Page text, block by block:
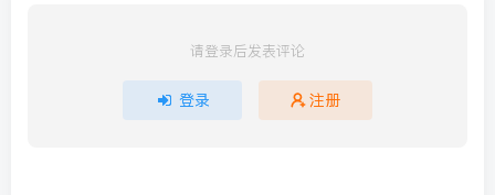
请登录后发表评论
登录 注册